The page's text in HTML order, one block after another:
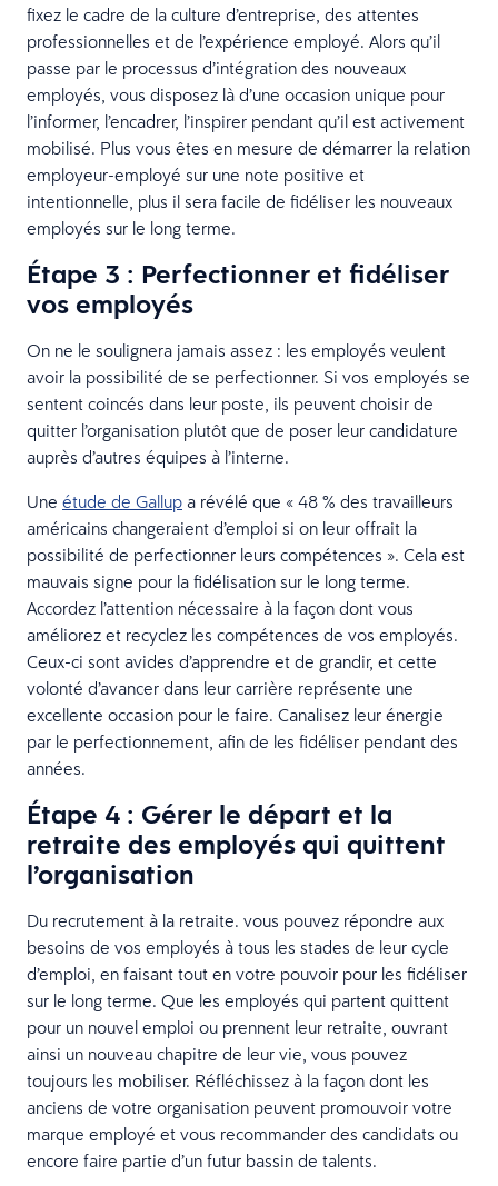
fixez le cadre de la culture d’entreprise, des attentes
professionnelles et de l’expérience employé. Alors qu’il
passe par le processus d’intégration des nouveaux
employés, vous disposez là d’une occasion unique pour
l’informer, l’encadrer, l’inspirer pendant qu’il est activement
mobilisé. Plus vous êtes en mesure de démarrer la relation
employeur-employé sur une note positive et
intentionnelle, plus il sera facile de fidéliser les nouveaux
employés sur le long terme.
Étape 3 : Perfectionner et fidéliser
vos employés
On ne le soulignera jamais assez : les employés veulent
avoir la possibilité de se perfectionner. Si vos employés se
sentent coincés dans leur poste, ils peuvent choisir de
quitter l’organisation plutôt que de poser leur candidature
auprès d’autres équipes à l’interne.
Une étude de Gallup a révélé que « 48 % des travailleurs
américains changeraient d’emploi si on leur offrait la
possibilité de perfectionner leurs compétences ». Cela est
mauvais signe pour la fidélisation sur le long terme.
Accordez l’attention nécessaire à la façon dont vous
améliorez et recyclez les compétences de vos employés.
Ceux-ci sont avides d’apprendre et de grandir, et cette
volonté d’avancer dans leur carrière représente une
excellente occasion pour le faire. Canalisez leur énergie
par le perfectionnement, afin de les fidéliser pendant des
années.
Étape 4 : Gérer le départ et la
retraite des employés qui quittent
l’organisation
Du recrutement à la retraite. vous pouvez répondre aux
besoins de vos employés à tous les stades de leur cycle
d’emploi, en faisant tout en votre pouvoir pour les fidéliser
sur le long terme. Que les employés qui partent quittent
pour un nouvel emploi ou prennent leur retraite, ouvrant
ainsi un nouveau chapitre de leur vie, vous pouvez
toujours les mobiliser. Réfléchissez à la façon dont les
anciens de votre organisation peuvent promouvoir votre
marque employé et vous recommander des candidats ou
encore faire partie d’un futur bassin de talents.